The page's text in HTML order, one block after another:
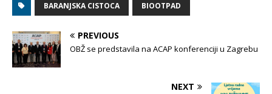
BARANJSKA CISTOCA BIOOTPAD
PREVIOUS
OBŽ se predstavila na ACAP konferenciji u Zagrebu
NEXT